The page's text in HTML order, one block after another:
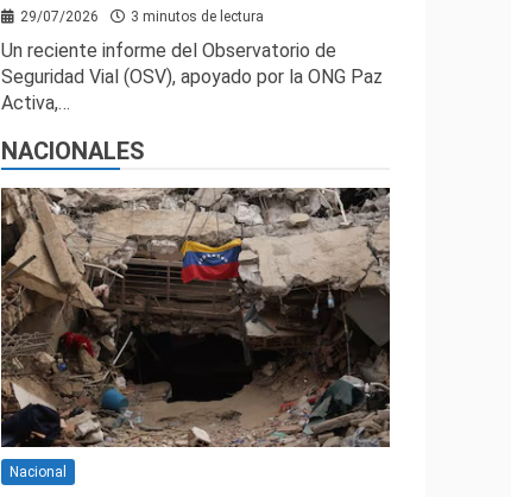
29/07/2026 3 minutos de lectura
Un reciente informe del Observatorio de
Seguridad Vial (OSV), apoyado por la ONG Paz
Activa,…
NACIONALES
Nacional